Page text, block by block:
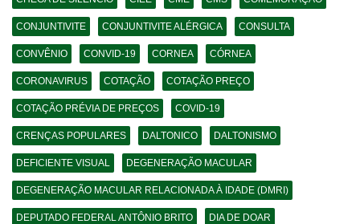
CONJUNTIVITE CONJUNTIVITE ALÉRGICA CONSULTA
CONVÊNIO CONVID-19 CORNEA CÓRNEA
CORONAVIRUS COTAÇÃO COTAÇÃO PREÇO
COTAÇÃO PRÉVIA DE PREÇOS COVID-19
CRENÇAS POPULARES DALTONICO DALTONISMO
DEFICIENTE VISUAL DEGENERAÇÃO MACULAR
DEGENERAÇÃO MACULAR RELACIONADA À IDADE (DMRI)
DEPUTADO FEDERAL ANTÔNIO BRITO DIA DE DOAR